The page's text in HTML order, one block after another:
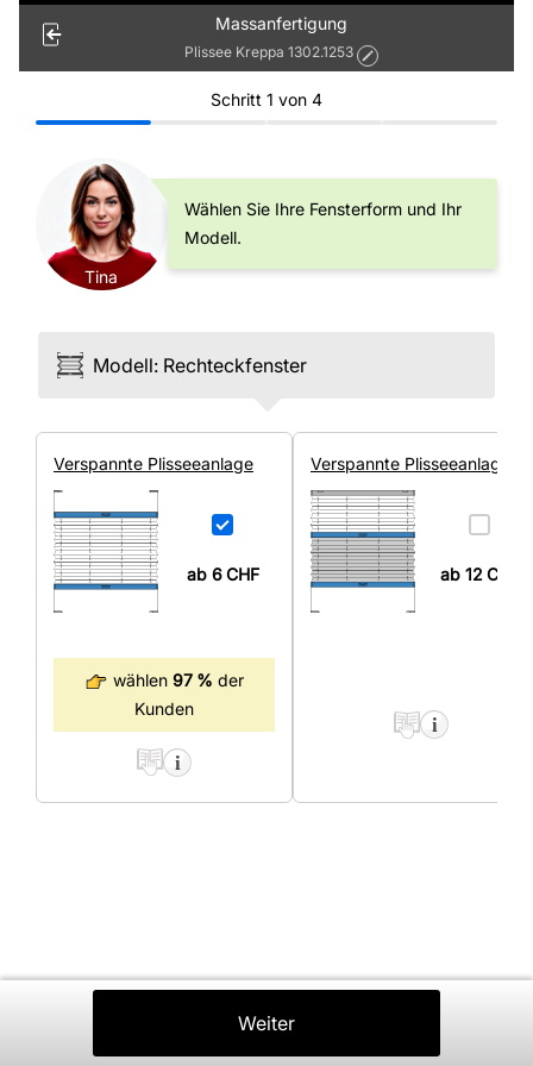
Massanfertigung
Plissee Kreppa 1302.1253
Schritt 1 von 4
Tina
Wählen Sie Ihre Fensterform und Ihr
Modell.
Modell: Rechteck­fenster
Ver­spannte Plissee­anlage
ab 6CHF
wählen 97 % der
Kunden
Ver­spannte Plissee­anlage
ab 12 CHF
Weiter